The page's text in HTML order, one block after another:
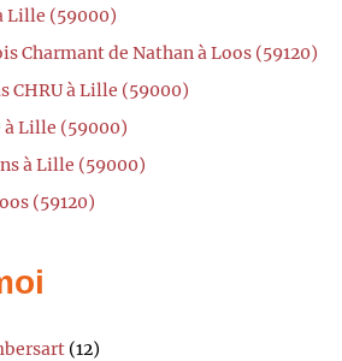
Lille (59000)
Charmant de Nathan à Loos (59120)
CHRU à Lille (59000)
Lille (59000)
à Lille (59000)
(59120)
(12)